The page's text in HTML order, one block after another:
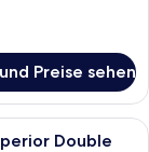
Preise sehen
Sitzbereich im
Double